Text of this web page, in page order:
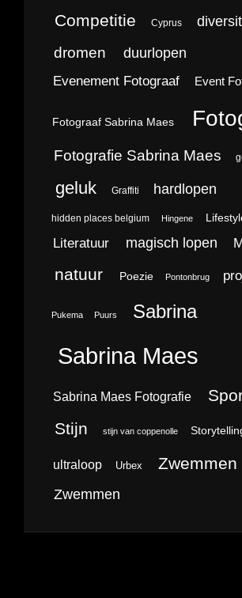
Competitie Cyprus
dromen duurlopen
Evenement Fotograaf Event
Fotograaf Sabrina Maes
Fotografie Sabrina Maes
geluk Graffiti hardlopen
hidden places belgium Hingene
Literatuur magisch lopen
natuur Poezie Pontonbrug
Pukema Puurs Sabrina
Sabrina Maes
Sabrina Maes Fotografie
Stijn stijn van coppenolle
ultraloop Urbex Zwemmen
Zwemmen